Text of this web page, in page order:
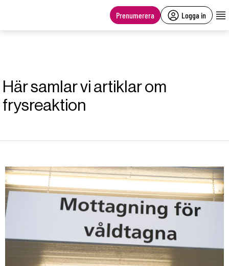
Prenumerera Logga in
Här samlar vi artiklar om
frysreaktion